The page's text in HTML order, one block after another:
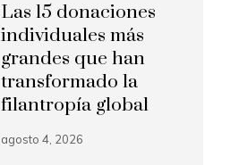
Las 15 donaciones
individuales más
grandes que han
transformado la
filantropía global
agosto 4, 2026